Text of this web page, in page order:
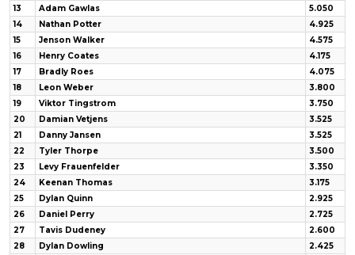
13
Adam Gawlas
5.050
14
Nathan Potter
4.925
15
Jenson Walker
4.575
16
Henry Coates
4.175
17
Bradly Roes
4.075
18
Leon Weber
3.800
19
Viktor Tingstrom
3.750
20
Damian Vetjens
3.525
21
Danny Jansen
3.525
22
Tyler Thorpe
3.500
23
Levy Frauenfelder
3.350
24
Keenan Thomas
3.175
25
Dylan Quinn
2.925
26
Daniel Perry
2.725
27
Tavis Dudeney
2.600
28
Dylan Dowling
2.425